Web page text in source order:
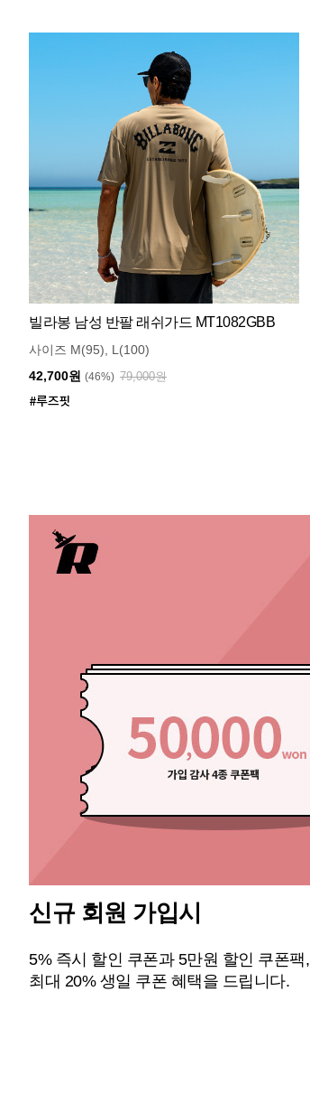
빌라봉 남성 반팔 래쉬가드 MT1082GBB
사이즈 M(95), L(100)
42,700원 (46%) 79,000원
신규 회원 가입시
5% 즉시 할인 쿠폰과 5만원 할인 쿠폰팩,
최대 20% 생일 쿠폰 혜택을 드립니다.